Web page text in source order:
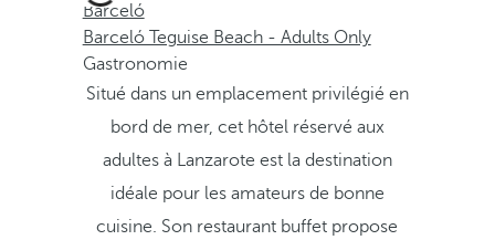
Barceló
Barceló Teguise Beach - Adults Only
Gastronomie
Situé dans un emplacement privilégié en
bord de mer, cet hôtel réservé aux
adultes à Lanzarote est la destination
idéale pour les amateurs de bonne
cuisine. Son restaurant buffet propose